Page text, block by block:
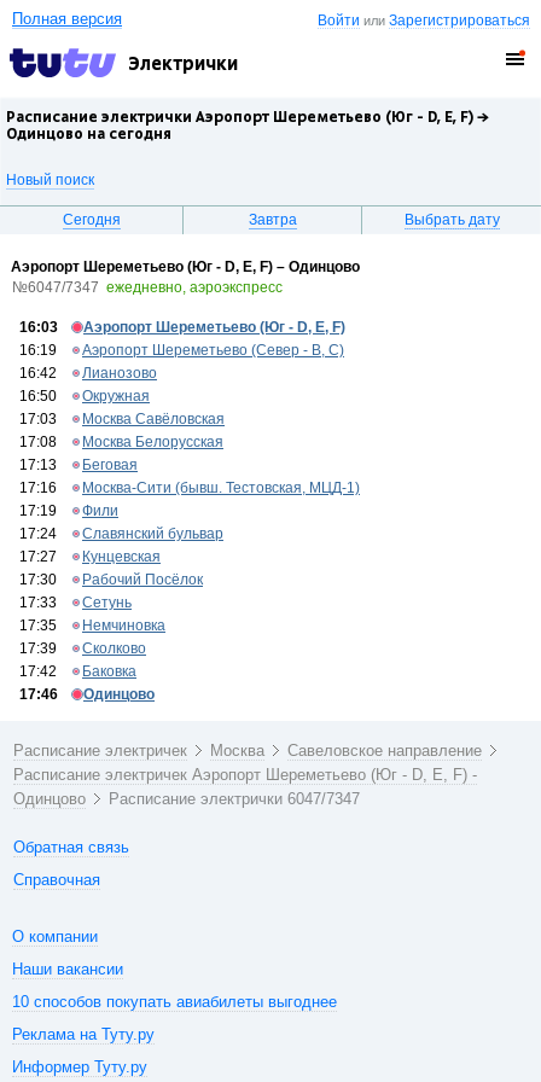
Войти илиЗарегистрироваться
Полная версия
Электрички
Расписание электрички Аэропорт Шереметьево (Юг - D, E, F) →
Одинцово на сегодня
Новый поиск
Сегодня Завтра Выбрать дату
Аэропорт Шереметьево (Юг - D, E, F) – Одинцово
№6047/7347 ежедневно, аэроэкспресс
16:03
Аэропорт Шереметьево (Юг - D, E, F)
16:19
Аэропорт Шереметьево (Север - B, C)
16:42
Лианозово
16:50
Окружная
17:03
Москва Савёловская
17:08
Москва Белорусская
17:13
Беговая
17:16
Москва-Сити (бывш. Тестовская, МЦД-1)
17:19
Фили
17:24
Славянский бульвар
17:27
Кунцевская
17:30
Рабочий Посёлок
17:33
Сетунь
17:35
Немчиновка
17:39
Сколково
17:42
Баковка
17:46
Одинцово
Расписание электричек Москва
Савеловское направление
Расписание электричек Аэропорт Шереметьево (Юг - D, E, F) -
Одинцово
Расписание электрички 6047/7347
Обратная связь
Справочная
О компании
Наши вакансии
10 способов покупать авиабилеты выгоднее
Реклама на Туту.ру
Информер Туту.ру